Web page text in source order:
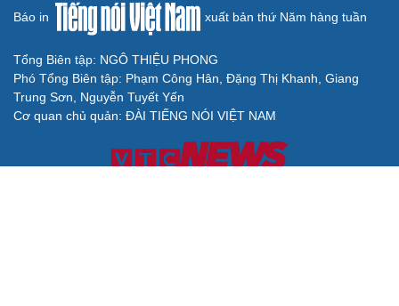
Báo in xuất bản thứ Năm hàng tuần
Tổng Biên tập: NGÔ THIỆU PHONG
Phó Tổng Biên tập: Phạm Công Hân, Đặng Thị Khanh, Giang
Trung Sơn, Nguyễn Tuyết Yến
Cơ quan chủ quản: ĐÀI TIẾNG NÓI VIỆT NAM